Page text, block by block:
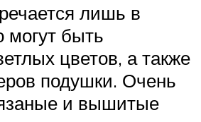
лишь в
могут быть
цветов, а также
подушки. Очень
и вышитые